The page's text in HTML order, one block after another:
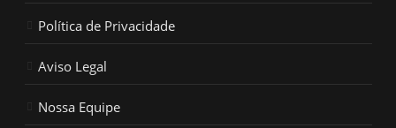
Política de Privacidade
Aviso Legal
Nossa Equipe